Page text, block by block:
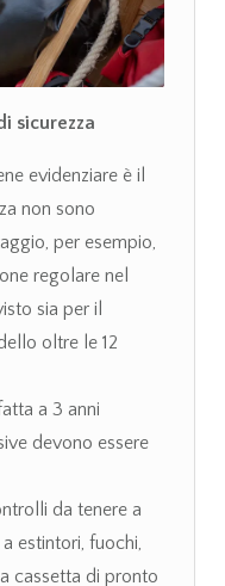
sicurezza
evidenziare è il
non sono
per esempio,
regolare nel
sia per il
oltre le 12
a 3 anni
devono essere
da tenere a
estintori, fuochi,
cassetta di pronto